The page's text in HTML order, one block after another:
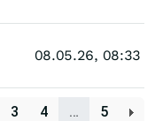
08.05.26, 08:33
3 4 … 5